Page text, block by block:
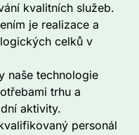
kvalitních služeb.
je realizace a
celků v
naše technologie
trhu a
aktivity.
personál